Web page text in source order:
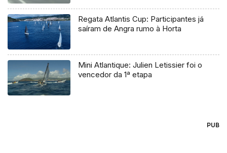
Regata Atlantis Cup: Participantes já
saíram de Angra rumo à Horta
Mini Atlantique: Julien Letissier foi o
vencedor da 1ª etapa
PUB